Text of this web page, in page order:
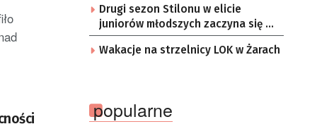
Drugi sezon Stilonu w elicie
juniorów młodszych zaczyna się w
sobotę
Wakacje na strzelnicy LOK w Żarach
popularne